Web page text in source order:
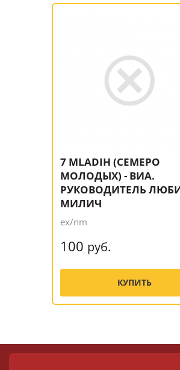
7 MLADIH (СЕМЕРО
МОЛОДЫХ) - ВИА.
РУКОВОДИТЕЛЬ
МИЛИЧ
ex/nm
100 руб.
КУПИТЬ